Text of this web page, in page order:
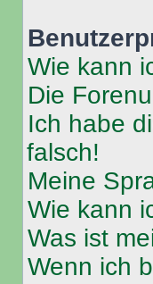
Wie kann
Die
Ich habe
falsch!
Meine
Wie kann
Was ist
Wenn ich